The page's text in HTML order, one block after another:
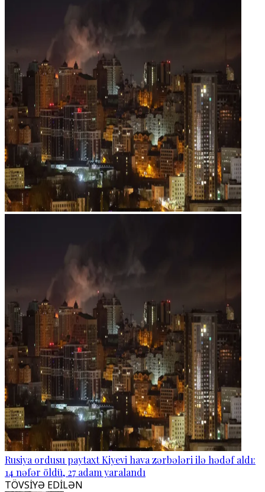
Rusiya ordusu paytaxt Kiyevi hava zərbələri ilə hədəf aldı:
14 nəfər öldü, 27 adam yaralandı
TÖVSİYƏ EDİLƏN